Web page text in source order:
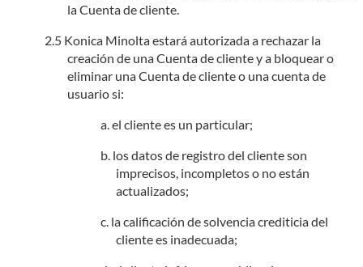
la Cuenta de cliente.
Konica Minolta estará autorizada a rechazar la
creación de una Cuenta de cliente y a bloquear o
eliminar una Cuenta de cliente o una cuenta de
usuario si:
el cliente es un particular;
los datos de registro del cliente son
imprecisos, incompletos o no están
actualizados;
la calificación de solvencia crediticia del
cliente es inadecuada;